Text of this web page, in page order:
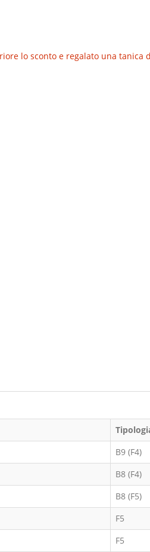
lo sconto e regalato una
B9 (F4)
B8 (F4)
B8 (F5)
F5
F5